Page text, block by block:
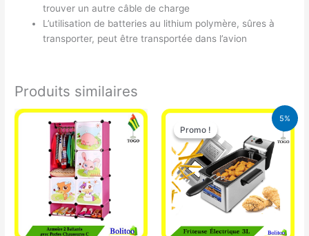
trouver un autre câble de charge
L’utilisation de batteries au lithium polymère, sûres à
transporter, peut être transportée dans l’avion
Produits similaires
5%
Promo !
Promo !
Le
initial
était :
39.000 CFA.
Le
prix
actuel
est :
37.000 CFA.